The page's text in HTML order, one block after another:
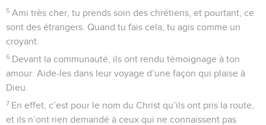
5 Ami très cher, tu prends soin des chrétiens, et pourtant, ce
sont des étrangers. Quand tu fais cela, tu agis comme un
croyant.
6 Devant la communauté, ils ont rendu témoignage à ton
amour. Aide-les dans leur voyage d’une façon qui plaise à
Dieu.
7 En effet, c’est pour le nom du Christ qu’ils ont pris la route,
et ils n’ont rien demandé à ceux qui ne connaissent pas